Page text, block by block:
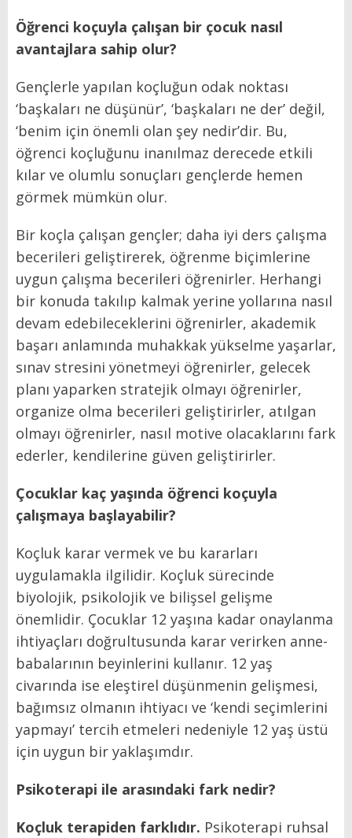
Öğrenci koçuyla çalışan bir çocuk nasıl
avantajlara sahip olur?
Gençlerle yapılan koçluğun odak noktası
‘başkaları ne düşünür’, ‘başkaları ne der’ değil,
‘benim için önemli olan şey nedir’dir. Bu,
öğrenci koçluğunu inanılmaz derecede etkili
kılar ve olumlu sonuçları gençlerde hemen
görmek mümkün olur.
Bir koçla çalışan gençler; daha iyi ders çalışma
becerileri geliştirerek, öğrenme biçimlerine
uygun çalışma becerileri öğrenirler. Herhangi
bir konuda takılıp kalmak yerine yollarına nasıl
devam edebileceklerini öğrenirler, akademik
başarı anlamında muhakkak yükselme yaşarlar,
sınav stresini yönetmeyi öğrenirler, gelecek
planı yaparken stratejik olmayı öğrenirler,
organize olma becerileri geliştirirler, atılgan
olmayı öğrenirler, nasıl motive olacaklarını fark
ederler, kendilerine güven geliştirirler.
Çocuklar kaç yaşında öğrenci koçuyla
çalışmaya başlayabilir?
Koçluk karar vermek ve bu kararları
uygulamakla ilgilidir. Koçluk sürecinde
biyolojik, psikolojik ve bilişsel gelişme
önemlidir. Çocuklar 12 yaşına kadar onaylanma
ihtiyaçları doğrultusunda karar verirken anne-
babalarının beyinlerini kullanır. 12 yaş
civarında ise eleştirel düşünmenin gelişmesi,
bağımsız olmanın ihtiyacı ve ‘kendi seçimlerini
yapmayı’ tercih etmeleri nedeniyle 12 yaş üstü
için uygun bir yaklaşımdır.
Psikoterapi ile arasındaki fark nedir?
Koçluk terapiden farklıdır. Psikoterapi ruhsal